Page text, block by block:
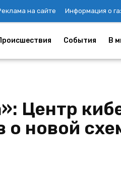
на сайте Информация о
События В
Центр
о новой